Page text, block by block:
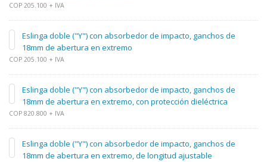
COP 205.100 + IVA
Eslinga doble ("Y") con absorbedor de impacto, ganchos de
18mm de abertura en extremo
COP 205.100 + IVA
Eslinga doble ("Y") con absorbedor de impacto, ganchos de
18mm de abertura en extremo, con protección dieléctrica
COP 820.800 + IVA
Eslinga doble ("Y") con absorbedor de impacto, ganchos de
18mm de abertura en extremo, de longitud ajustable